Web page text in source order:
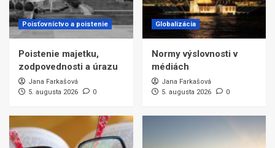
Poisťovníctvo a poistenie
Poistenie majetku,
zodpovednosti a úrazu
Jana Farkašová
5. augusta 2026
0
Globalizácia
Normy výslovnosti v
médiách
Jana Farkašová
5. augusta 2026
0